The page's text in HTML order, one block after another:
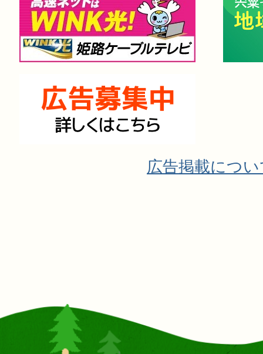
広告掲載につ